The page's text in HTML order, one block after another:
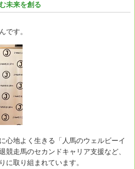
未来を創る
です。
心地よく生きる「人馬のウェルビーイ
競走馬のセカンドキャリア支援など、
に取り組まれています。